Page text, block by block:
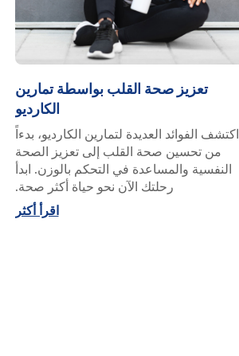
تعزيز صحة القلب بواسطة تمارين
الكارديو
اكتشف الفوائد العديدة لتمارين الكارديو، بدءاً
من تحسين صحة القلب إلى تعزيز الصحة
النفسية والمساعدة في التحكم بالوزن. ابدأ
رحلتك الآن نحو حياة أكثر صحة.
اقرأ أكثر